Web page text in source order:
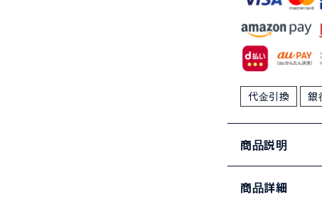
代金引換 銀
商品説明
商品詳細